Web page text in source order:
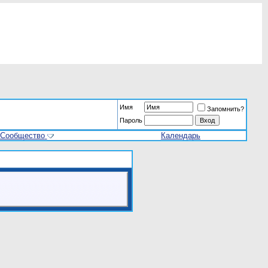
Имя
Запомнить?
Пароль
Сообщество Календарь